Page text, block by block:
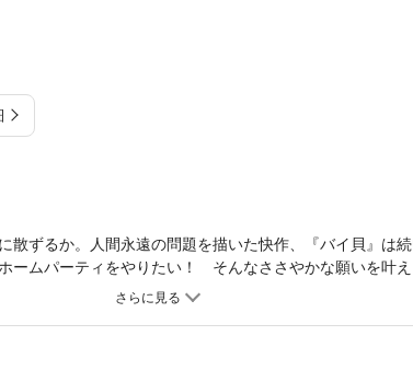
散ずるか。人間永遠の問題を描いた快作、『バイ貝』は
ームパーティをやりたい！ そんなささやかな願いを叶え